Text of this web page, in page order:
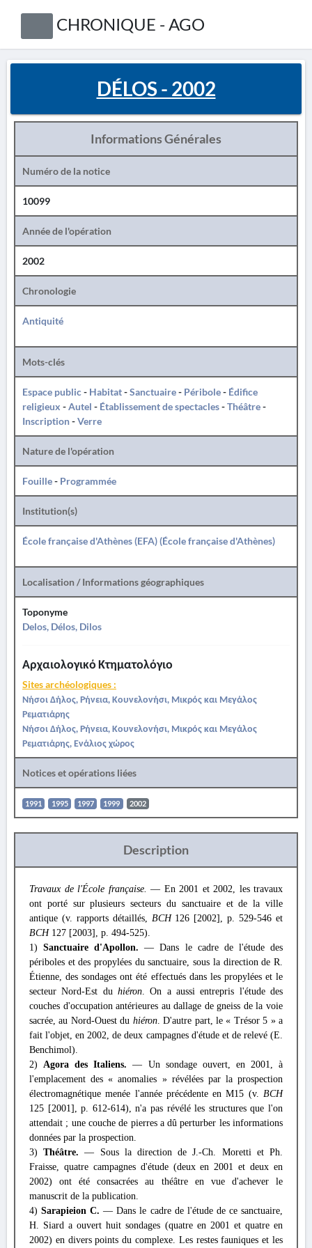
CHRONIQUE - AGO
DÉLOS - 2002
Informations Générales
Numéro de la notice
10099
Année de l'opération
2002
Chronologie
Antiquité
Mots-clés
Espace public- Habitat-Sanctuaire- Péribole- Édifice
religieux -Autel - Établissement de spectacles-Théâtre-
Inscription-Verre
Nature de l'opération
Fouille- Programmée
Institution(s)
École française d'Athènes (EFA) (École française d'Athènes)
Localisation / Informations géographiques
Toponyme
Delos, Délos, Dilos
Αρχαιολογικό Κτηματολόγιο
Sites archéologiques :
Νήσοι Δήλος, Ρήνεια, Κουνελονήσι, Μικρός και Μεγάλος
Ρεματιάρης
Νήσοι Δήλος, Ρήνεια, Κουνελονήσι, Μικρός και Μεγάλος
Ρεματιάρης, Ενάλιος χώρος
Notices et opérations liées
1991 1995 1997 1999 2002
Description
Travaux de l'École française. — En 2001 et 2002, les travaux
ont porté sur plusieurs secteurs du sanctuaire et de la ville
antique (v. rapports détaillés, BCH 126 [2002], p. 529-546 et
BCH 127 [2003], p. 494-525).
1)Sanctuaire d'Apollon. — Dans le cadre de l'étude des
périboles et des propylées du sanctuaire, sous la direction de R.
Étienne, des sondages ont été effectués dans les propylées et le
secteur Nord-Est du hiéron. On a aussi entrepris l'étude des
couches d'occupation antérieures au dallage de gneiss de la voie
sacrée, au Nord-Ouest du hiéron. D'autre part, le « Trésor 5 » a
fait l'objet, en 2002, de deux campagnes d'étude et de relevé (E.
Benchimol).
2)Agora des Italiens. — Un sondage ouvert, en 2001, à
l'emplacement des « anomalies » révélées par la prospection
électromagnétique menée l'année précédente en M15 (v. BCH
125 [2001], p. 612-614), n'a pas révélé les structures que l'on
attendait ; une couche de pierres a dû perturber les informations
données par la prospection.
3)Théâtre. — Sous la direction de J.-Ch. Moretti et Ph.
Fraisse, quatre campagnes d'étude (deux en 2001 et deux en
2002) ont été consacrées au théâtre en vue d'achever le
manuscrit de la publication.
4)Sarapieion C. — Dans le cadre de l'étude de ce sanctuaire,
H. Siard a ouvert huit sondages (quatre en 2001 et quatre en
2002) en divers points du complexe. Les restes fauniques et les